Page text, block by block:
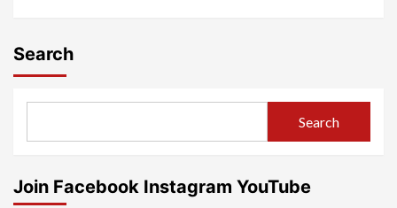
Search
Search
Join Facebook Instagram YouTube